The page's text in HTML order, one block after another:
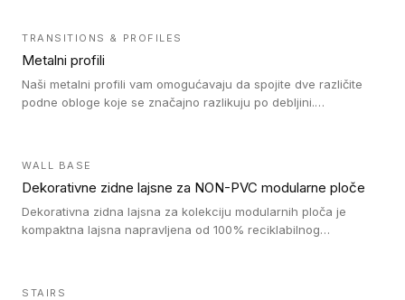
TRANSITIONS & PROFILES
Metalni profili
Naši metalni profili vam omogućavaju da spojite dve različite
podne obloge koje se značajno razlikuju po debljini.
WALL BASE
Dekorativne zidne lajsne za NON-PVC modularne ploče
Dekorativna zidna lajsna za kolekciju modularnih ploča je
kompaktna lajsna napravljena od 100% reciklabilnog
STAIRS